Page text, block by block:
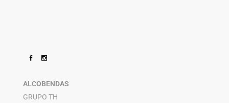
ALCOBENDAS
GRUPO TH